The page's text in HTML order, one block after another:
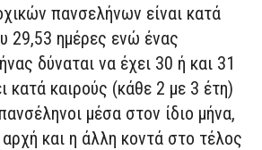
πανσελήνων είναι κατά
29,53 ημέρες ενώ ένας
δύναται να έχει 30 ή και 31
κατά καιρούς (κάθε 2 με 3 έτη)
μέσα στον ίδιο μήνα,
και η άλλη κοντά στο τέλος